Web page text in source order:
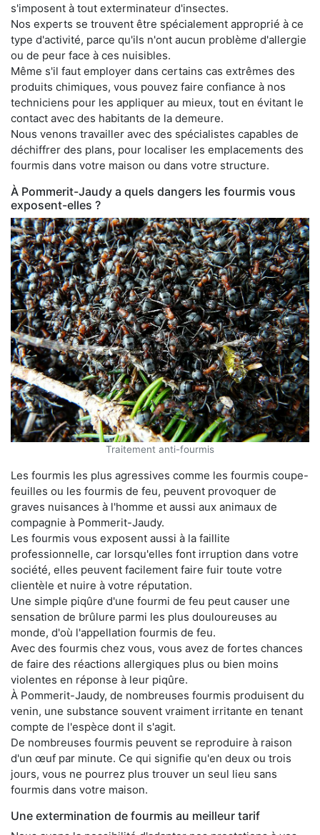
s'imposent à tout exterminateur d'insectes.
Nos experts se trouvent être spécialement approprié à ce
type d'activité, parce qu'ils n'ont aucun problème d'allergie
ou de peur face à ces nuisibles.
Même s'il faut employer dans certains cas extrêmes des
produits chimiques, vous pouvez faire confiance à nos
techniciens pour les appliquer au mieux, tout en évitant le
contact avec des habitants de la demeure.
Nous venons travailler avec des spécialistes capables de
déchiffrer des plans, pour localiser les emplacements des
fourmis dans votre maison ou dans votre structure.
À Pommerit-Jaudy a quels dangers les fourmis vous
exposent-elles ?
Traitement anti-fourmis
Les fourmis les plus agressives comme les fourmis coupe-
feuilles ou les fourmis de feu, peuvent provoquer de
graves nuisances à l'homme et aussi aux animaux de
compagnie à Pommerit-Jaudy.
Les fourmis vous exposent aussi à la faillite
professionnelle, car lorsqu'elles font irruption dans votre
société, elles peuvent facilement faire fuir toute votre
clientèle et nuire à votre réputation.
Une simple piqûre d'une fourmi de feu peut causer une
sensation de brûlure parmi les plus douloureuses au
monde, d'où l'appellation fourmis de feu.
Avec des fourmis chez vous, vous avez de fortes chances
de faire des réactions allergiques plus ou bien moins
violentes en réponse à leur piqûre.
À Pommerit-Jaudy, de nombreuses fourmis produisent du
venin, une substance souvent vraiment irritante en tenant
compte de l'espèce dont il s'agit.
De nombreuses fourmis peuvent se reproduire à raison
d'un œuf par minute. Ce qui signifie qu'en deux ou trois
jours, vous ne pourrez plus trouver un seul lieu sans
fourmis dans votre maison.
Une extermination de fourmis au meilleur tarif